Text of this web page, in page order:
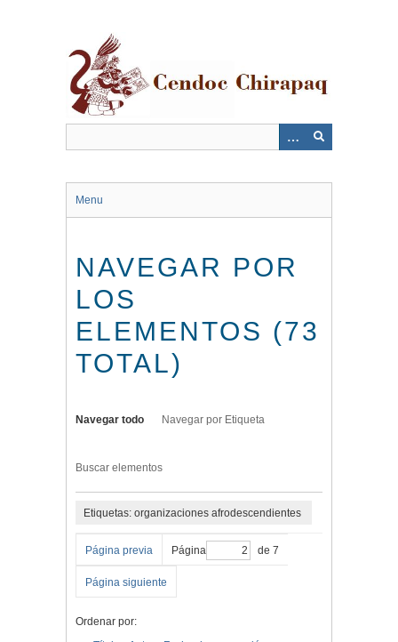
Menu
NAVEGAR POR
LOS
ELEMENTOS (73
TOTAL)
Navegar todo Navegar por Etiqueta
Buscar elementos
Etiquetas: organizaciones afrodescendientes
Página previa Página de 7
Página siguiente
Ordenar por: